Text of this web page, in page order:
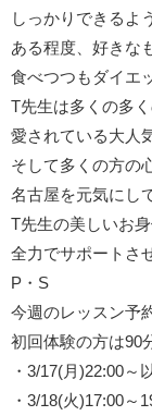
しっかりできるよ
ある程度、好きな
食べつつもダイエ
T先生は多くの多
愛されている大人
そして多くの方の
名古屋を元気にし
T先生の美しいお
全力でサポートさ
P・S
今週のレッスン予
初回体験の方は90
・3/17(月)22:00～
・3/18(火)17:00～